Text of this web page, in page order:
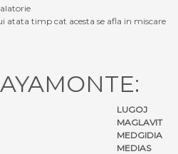
atata timp cat acesta se afla in miscare
LUGOJ
MAGLAVIT
MEDGIDIA
MEDIAS